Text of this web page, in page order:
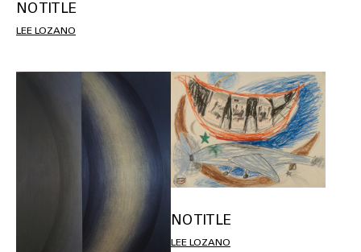
NO TITLE
LEE LOZANO
NO TITLE
LEE LOZANO